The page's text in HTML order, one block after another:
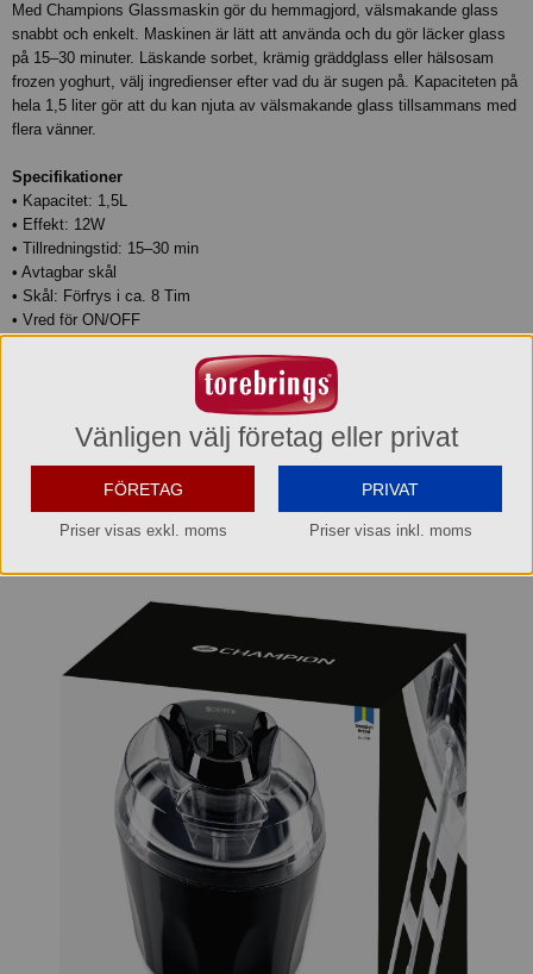
Med Champions Glassmaskin gör du hemmagjord, välsmakande glass
snabbt och enkelt. Maskinen är lätt att använda och du gör läcker glass
på 15–30 minuter. Läskande sorbet, krämig gräddglass eller hälsosam
frozen yoghurt, välj ingredienser efter vad du är sugen på. Kapaciteten på
hela 1,5 liter gör att du kan njuta av välsmakande glass tillsammans med
flera vänner.
Specifikationer
• Kapacitet: 1,5L
• Effekt: 12W
• Tillredningstid: 15–30 min
• Avtagbar skål
• Skål: Förfrys i ca. 8 Tim
• Vred för ON/OFF
• Gummifötter för stabil placering
• Kabellängd: 1,15m
• Mått L×B×H: 20x20x23cm
Produktinformation
Vänligen välj företag eller privat
FÖRETAG
Priser visas exkl. moms
PRIVAT
Priser visas inkl. moms